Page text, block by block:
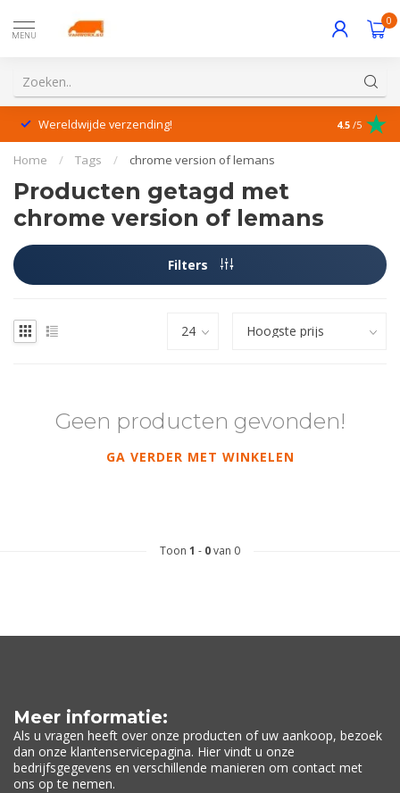
MENU
0
Wereldwijde verzending! 4.5 /5
Home / Tags / chrome version of lemans
Producten getagd met
chrome version of lemans
Filters
Geen producten gevonden!
GA VERDER MET WINKELEN
Toon 1 - 0van 0
Meer informatie:
Als u vragen heeft over onze producten of uw aankoop, bezoek
dan onze klantenservicepagina. Hier vindt u onze
bedrijfsgegevens en verschillende manieren om contact met
ons op te nemen.